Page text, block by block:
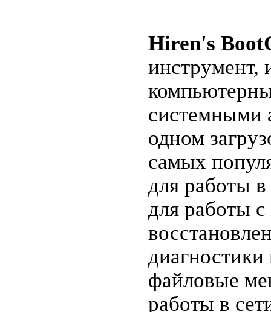
Hiren's
инструмент,
системными
одном
самых
для работы
для работы
файловые
работы в